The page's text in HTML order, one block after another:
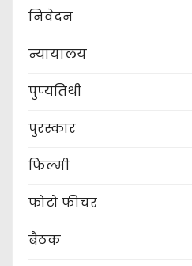
निवेदन
न्यायालय
पुण्यतिथी
पुरस्कार
फिल्मी
फोटो फीचर
बैठक